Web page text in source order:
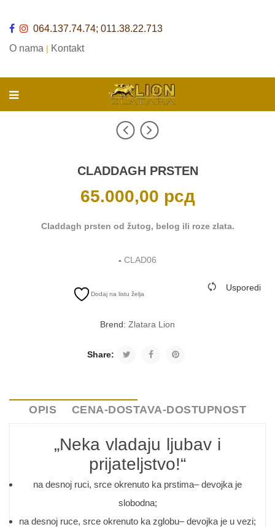
064.137.74.74; 011.38.22.713
O nama | Kontakt
CLADDAGH PRSTEN
65.000,00 рсд
Claddagh prsten od žutog, belog ili roze zlata.
- CLAD06
Dodaj na listu želja
Usporedi
Brend: Zlatara Lion
Share:
OPIS CENA-DOSTAVA-DOSTUPNOST
„Neka vladaju ljubav i
prijateljstvo!“
na desnoj ruci, srce okrenuto ka prstima– devojka je
slobodna;
na desnoj ruce, srce okrenuto ka zglobu– devojka je u vezi;